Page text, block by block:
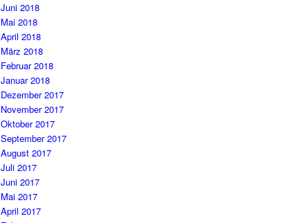
Juni 2018
Mai 2018
April 2018
März 2018
Februar 2018
Januar 2018
Dezember 2017
November 2017
Oktober 2017
September 2017
August 2017
Juli 2017
Juni 2017
Mai 2017
April 2017